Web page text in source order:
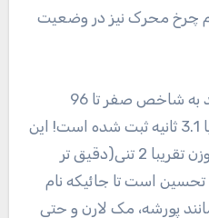
چرخ محرک نیز در وضعیت
در زمینه عملکرد پیشرانه باید به شاخص صفر تا 96
کیلومتر اشاره کنیم که برابر با 3.1 ثانیه ثبت شده است! این
عدد برای یک سدان سنگین وزن تقریبا 2 تنی(دقیق تر
تحسین است تا جائیکه نام
مانند پورشه، مک لارن و حتی